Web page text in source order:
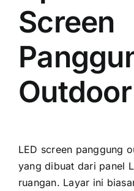
Screen
Outdoor
LED screen panggung
уаng dibuat dаrі panel
ruangan. Layar іnі